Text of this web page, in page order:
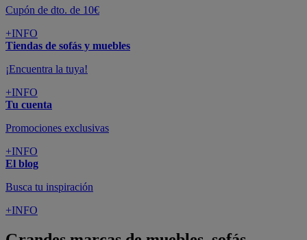
Cupón de dto. de 10€
+INFO
Tiendas de sofás y muebles
¡Encuentra la tuya!
+INFO
Tu cuenta
Promociones exclusivas
+INFO
El blog
Busca tu inspiración
+INFO